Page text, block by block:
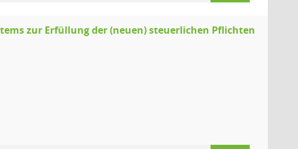
zur Erfüllung der (neuen) steuerlichen Pflichten